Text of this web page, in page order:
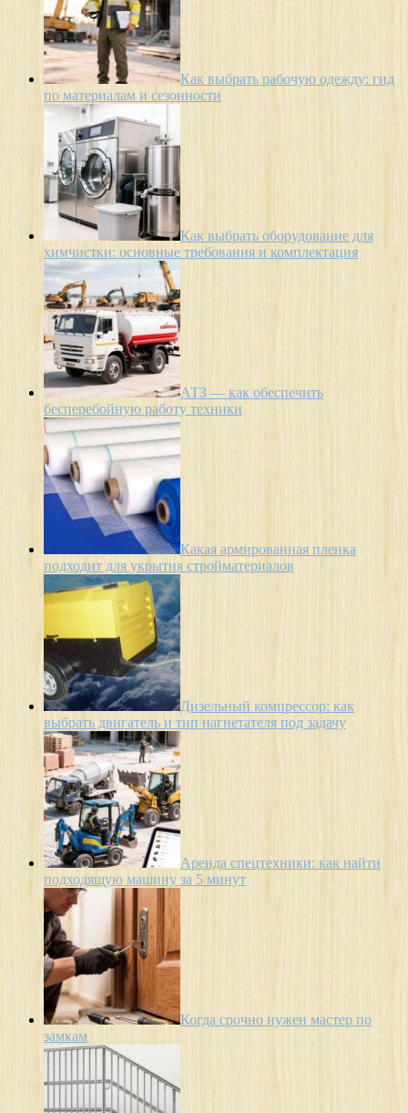
Как выбрать рабочую одежду: гид
по материалам и сезонности
Как выбрать оборудование для
химчистки: основные требования и комплектация
АТЗ — как обеспечить
бесперебойную работу техники
Какая армированная пленка
подходит для укрытия стройматериалов
Дизельный компрессор: как
выбрать двигатель и тип нагнетателя под задачу
Аренда спецтехники: как найти
подходящую машину за 5 минут
Когда срочно нужен мастер по
замкам